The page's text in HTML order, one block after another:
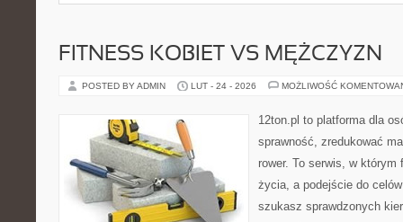
FITNESS KOBIET VS MĘŻCZYZN
POSTED BY ADMIN LUT - 24 - 2026 MOŻLIWOŚĆ
12ton.pl to platforma dla
sprawność, zredukować
rower. To serwis, w którym
życia, a podejście do
szukasz sprawdzonych